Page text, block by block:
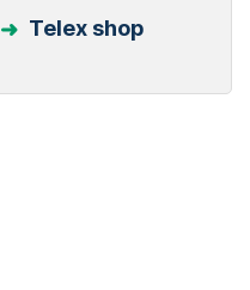
Telex shop